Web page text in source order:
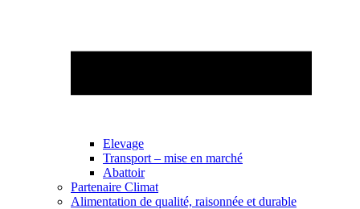
Elevage
Transport – mise en marché
Abattoir
Partenaire Climat
Alimentation de qualité, raisonnée et durable